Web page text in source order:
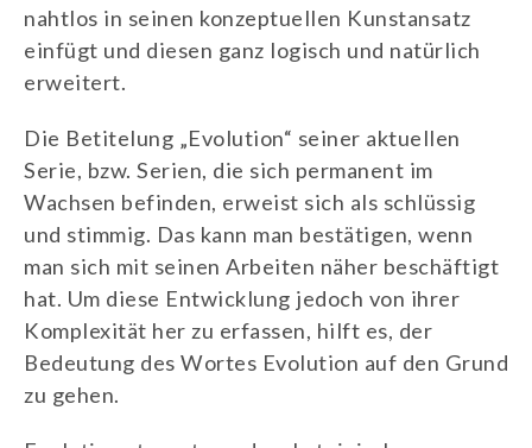
nahtlos in seinen konzeptuellen Kunstansatz
einfügt und diesen ganz logisch und natürlich
erweitert.
Die Betitelung „Evolution“ seiner aktuellen
Serie, bzw. Serien, die sich permanent im
Wachsen befinden, erweist sich als schlüssig
und stimmig. Das kann man bestätigen, wenn
man sich mit seinen Arbeiten näher beschäftigt
hat. Um diese Entwicklung jedoch von ihrer
Komplexität her zu erfassen, hilft es, der
Bedeutung des Wortes Evolution auf den Grund
zu gehen.